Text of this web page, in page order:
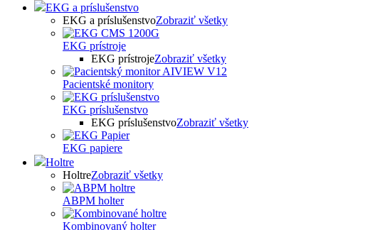
EKG a príslušenstvo
EKG a príslušenstvoZobraziť všetky
EKG prístroje
EKG prístrojeZobraziť všetky
Pacientské monitory
EKG príslušenstvo
EKG príslušenstvoZobraziť všetky
EKG papiere
Holtre
HoltreZobraziť všetky
ABPM holter
Kombinovaný holter